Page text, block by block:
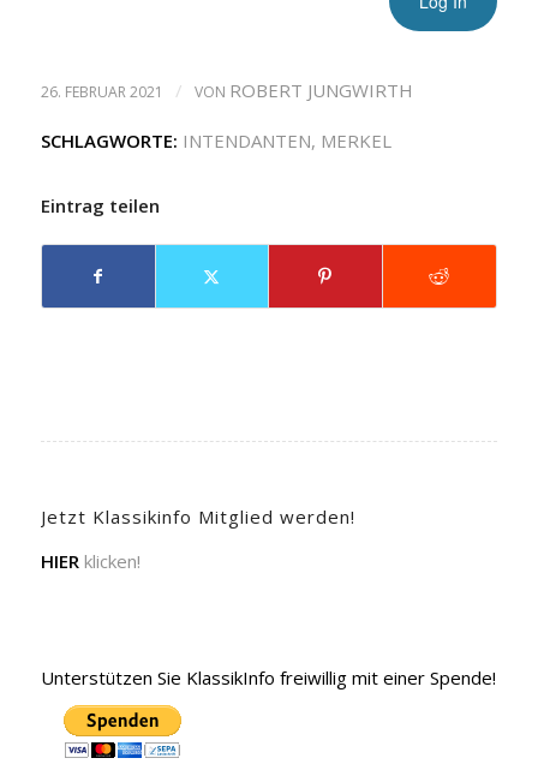
26. FEBRUAR 2021 / VON ROBERT JUNGWIRTH
SCHLAGWORTE: INTENDANTEN, MERKEL
Eintrag teilen
Jetzt Klassikinfo Mitglied werden!
HIER klicken!
Unterstützen Sie KlassikInfo freiwillig mit einer Spende!